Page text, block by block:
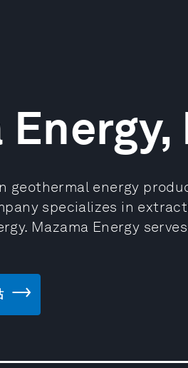
geothermal energy
specializes in
Mazama Energy